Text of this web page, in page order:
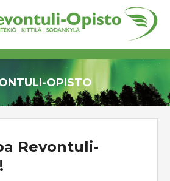
OPISTO
Revontuli-